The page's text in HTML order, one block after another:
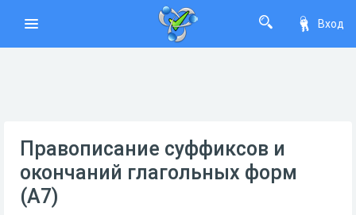
Вход
Правописание суффиксов и
окончаний глагольных форм
(А7)